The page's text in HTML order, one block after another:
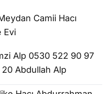
Camii Hacı
Evi
Alp 0530 522 90 97
Abdullah Alp